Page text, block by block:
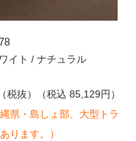
イト / ナチュラル
（税抜）（税込 85,129円）
県・島しょ部、大型トラ
ります。）